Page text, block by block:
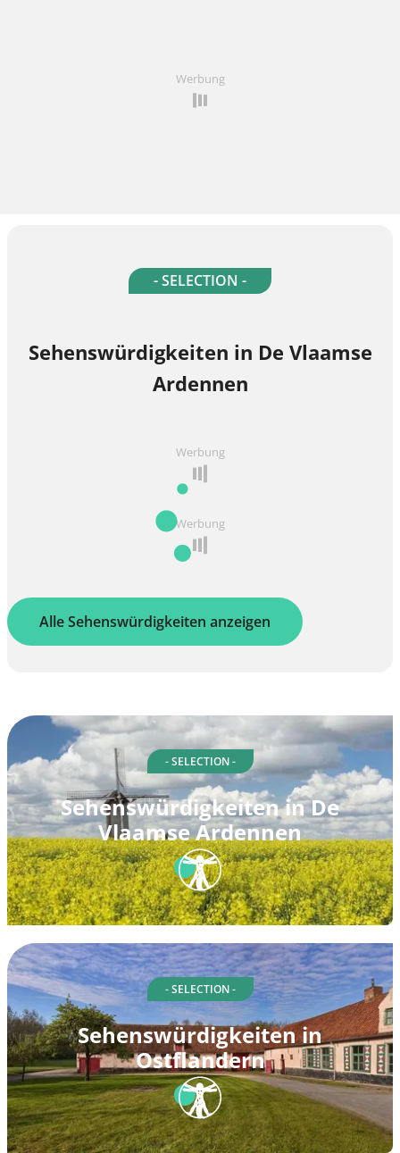
Werbung
- SELECTION -
Sehenswürdigkeiten in De Vlaamse
Ardennen
Werbung
Werbung
Alle Sehenswürdigkeiten anzeigen
- SELECTION -
Sehenswürdigkeiten in De
Vlaamse Ardennen
- SELECTION -
Sehenswürdigkeiten in
Ostflandern